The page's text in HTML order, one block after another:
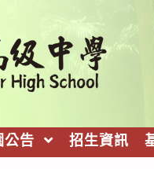
公告 招生資訊